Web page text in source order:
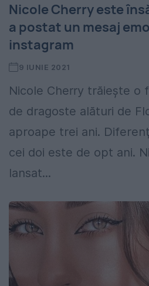
Nicole Cherry este
a postat un mesaj
instagram
9 IUNIE 2021
Nicole Cherry trăiește o
de dragoste alături de
aproape trei ani.
cei doi este de opt ani.
lansat...